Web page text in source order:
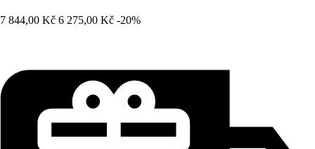
7 844,00 Kč 6 275,00 Kč -20%